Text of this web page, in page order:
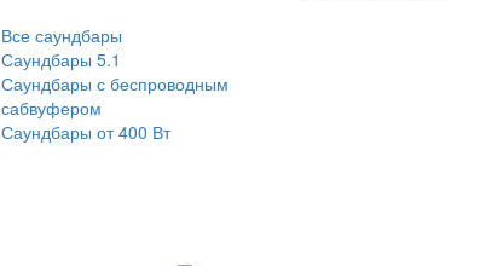
Все саундбары
Саундбары 5.1
Саундбары с беспроводным
сабвуфером
Саундбары от 400 Вт